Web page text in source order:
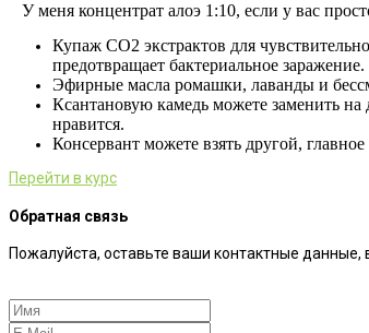
⠀У меня концентрат алоэ 1:10, если у вас
Купаж СО2 экстрактов для
предотвращает бактериальное заражение.
Эфирные масла ромашки, лаванды и
Ксантановую камедь можете заменить на
нравится.
Консервант можете взять другой,
Перейти в курс
Обратная связь
Пожалуйста, оставьте ваши контактные